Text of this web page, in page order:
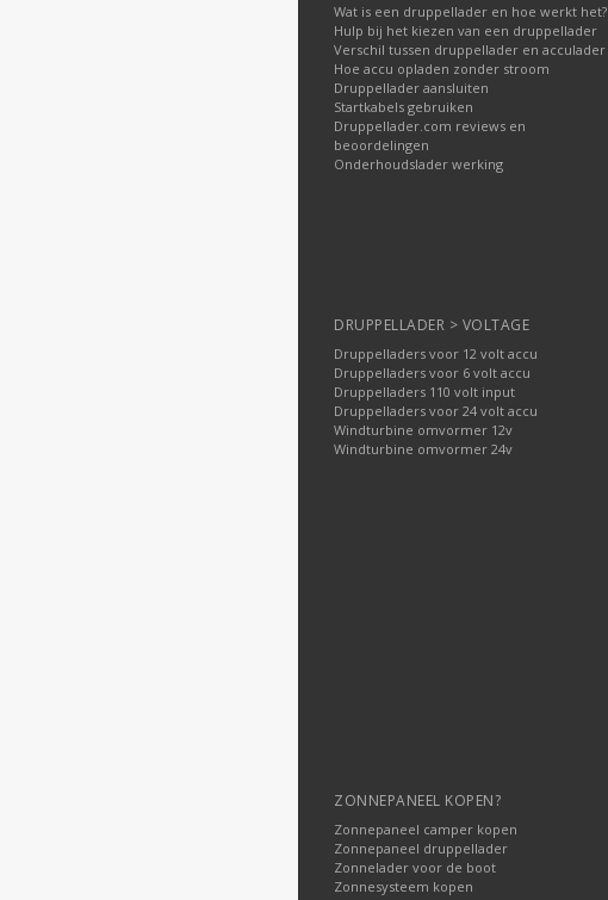
Wat is een druppellader en hoe werkt het?
Hulp bij het kiezen van een druppellader
Verschil tussen druppellader en acculader
Hoe accu opladen zonder stroom
Druppellader aansluiten
Startkabels gebruiken
Druppellader.com reviews en
beoordelingen
Onderhoudslader werking
DRUPPELLADER > VOLTAGE
Druppelladers voor 12 volt accu
Druppelladers voor 6 volt accu
Druppelladers 110 volt input
Druppelladers voor 24 volt accu
Windturbine omvormer 12v
Windturbine omvormer 24v
ZONNEPANEEL KOPEN?
Zonnepaneel camper kopen
Zonnepaneel druppellader
Zonnelader voor de boot
Zonnesysteem kopen